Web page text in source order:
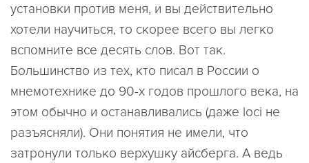
установки против меня, и вы действительно
хотели научиться, то скорее всего вы легко
вспомните все десять слов. Вот так.
Большинство из тех, кто писал в России о
мнемотехнике до 90-х годов прошлого века, на
этом обычно и останавливались (даже loci не
разъясняли). Они понятия не имели, что
затронули только верхушку айсберга. А ведь